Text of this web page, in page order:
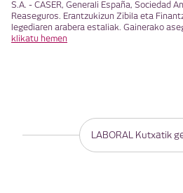
S.A. - CASER, Generali España, Sociedad
Reaseguros. Erantzukizun Zibila eta
legediaren arabera estaliak. Gainerako
klikatu hemen
LABORAL Kutxatik